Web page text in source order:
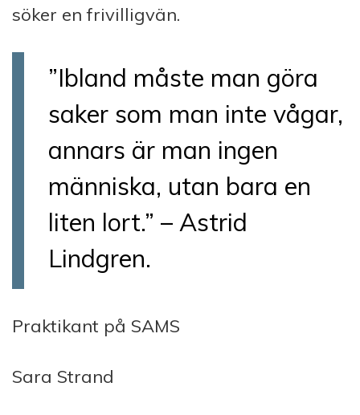
söker en frivilligvän.
”Ibland måste man göra
saker som man inte vågar,
annars är man ingen
människa, utan bara en
liten lort.” – Astrid
Lindgren.
Praktikant på SAMS
Sara Strand